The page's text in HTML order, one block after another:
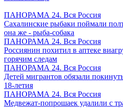
ПАНОРАМА 24. Вся Россия
Сахалинские рыбаки поймали
она же - рыба-собака
ПАНОРАМА 24. Вся Россия
Россиянин похитил в аптеке
горячим следам
ПАНОРАМА 24. Вся Россия
Детей мигрантов обязали
18-летия
ПАНОРАМА 24. Вся Россия
Медвежат-попрошаек удалили с